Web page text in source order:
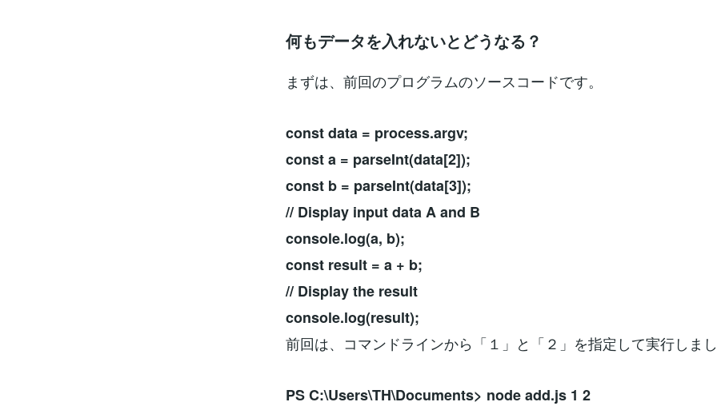
何もデータを入れないとどうなる？
まずは、前回のプログラムのソースコードです。
const data = process.argv;
const a = parseInt(data[2]);
const b = parseInt(data[3]);
// Display input data A and B
console.log(a, b);
const result = a + b;
// Display the result
console.log(result);
前回は、コマンドラインから「１」と「２」を指定して実行しま
PS C:\Users\TH\Documents> node add.js 1 2